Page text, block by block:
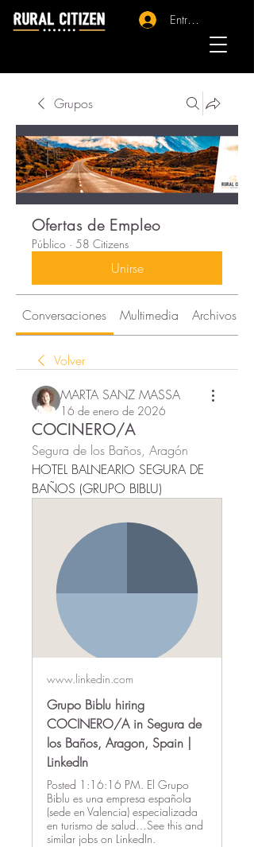
Entrar - Registro
Grupos
Ofertas de Empleo
Público · 58 Citizens
Unirse
Conversaciones Multimedia Archivos
Volver
MARTA SANZ MASSA
16 de enero de 2026
COCINERO/A
Segura de los Baños, Aragón
HOTEL BALNEARIO SEGURA DE
BAÑOS (GRUPO BIBLU)
www.linkedin.com
Grupo Biblu hiring
COCINERO/A in Segura de
los Baños, Aragon, Spain |
LinkedIn
Posted 1:16:16 PM. El Grupo
Biblu es una empresa española
(sede en Valencia) especializada
en turismo de salud…See this and
similar jobs on LinkedIn.